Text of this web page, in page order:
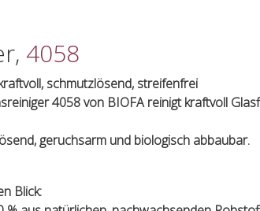
4058
schmutzlösend, streifenfrei
4058 von BIOFA reinigt kraftvoll
geruchsarm und biologisch abbaubar.
Blick: